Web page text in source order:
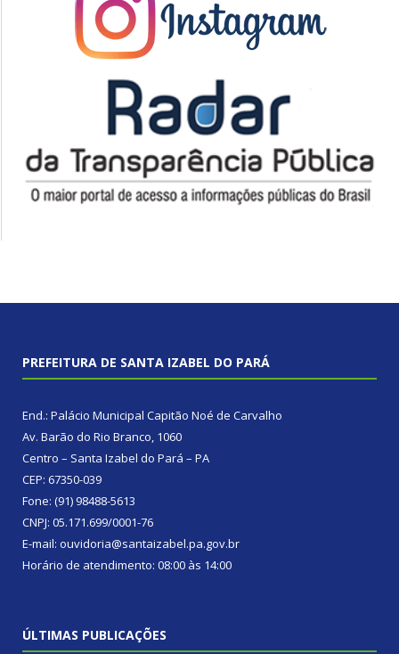
PREFEITURA DE SANTA IZABEL DO PARÁ
End.: Palácio Municipal Capitão Noé de Carvalho
Av. Barão do Rio Branco, 1060
Centro – Santa Izabel do Pará – PA
CEP: 67350-039
Fone: (91) 98488-5613
CNPJ: 05.171.699/0001-76
E-mail: ouvidoria@santaizabel.pa.gov.br
Horário de atendimento: 08:00 às 14:00
ÚLTIMAS PUBLICAÇÕES